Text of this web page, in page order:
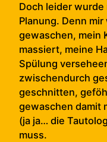
Doch leider
Planung. Denn
gewaschen, mein
massiert, meine
Spülung
zwischendurch
geschnitten,
gewaschen damit
(ja ja… die
muss.